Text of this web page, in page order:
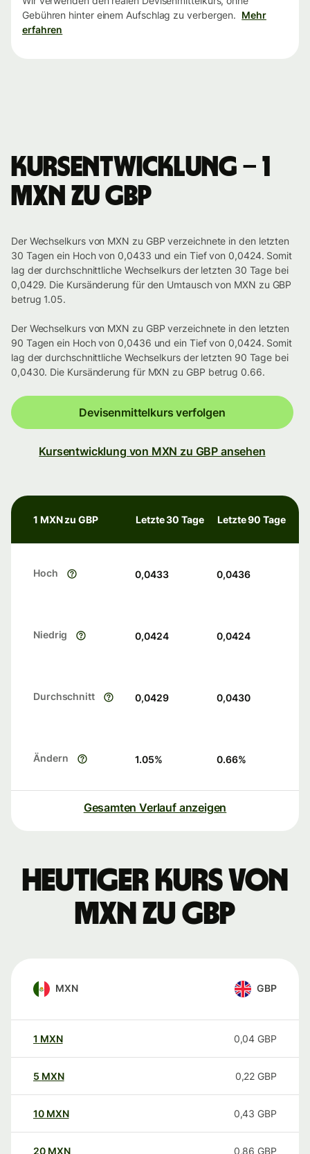
Gebühren hinter einem Aufschlag zu verbergen. Mehr
erfahren
Kursentwicklung – 1
MXN zu GBP
Der Wechselkurs von MXN zu GBP verzeichnete in den letzten
30 Tagen ein Hoch von 0,0433 und ein Tief von 0,0424. Somit
lag der durchschnittliche Wechselkurs der letzten 30 Tage bei
0,0429. Die Kursänderung für den Umtausch von MXN zu GBP
betrug 1.05.
Der Wechselkurs von MXN zu GBP verzeichnete in den letzten
90 Tagen ein Hoch von 0,0436 und ein Tief von 0,0424. Somit
lag der durchschnittliche Wechselkurs der letzten 90 Tage bei
0,0430. Die Kursänderung für MXN zu GBP betrug 0.66.
Devisenmittelkurs verfolgen
Kursentwicklung von MXN zu GBP ansehen
1 MXN zu GBP Letzte 30 Tage Letzte 90 Tage
Hoch 0,0433 0,0436
Niedrig 0,0424 0,0424
Durchschnitt 0,0429 0,0430
Ändern 1.05% 0.66%
Gesamten Verlauf anzeigen
Heutiger Kurs von
MXN zu GBP
MXN GBP
1 MXN 0,04 GBP
5 MXN 0,22 GBP
10 MXN 0,43 GBP
20 MXN 0,86 GBP